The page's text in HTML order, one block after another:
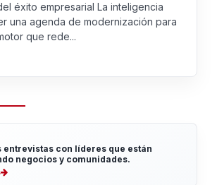
éxito empresarial La inteligencia
una agenda de modernización para
que rede...
entrevistas con líderes que están
negocios y comunidades.